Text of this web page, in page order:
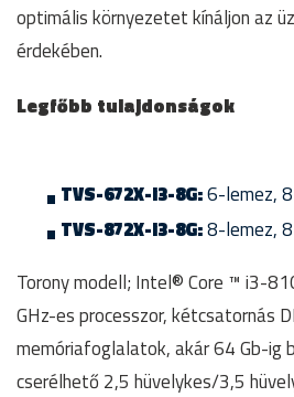
optimális környezetet kínáljon az
érdekében.
Legfőbb tulajdonságok
TVS-672X-i3-8G:6-lemez, 8
TVS-872X-i3-8G:8-lemez, 8
Torony modell; Intel® Core ™ i3-
GHz-es processzor, kétcsatornás
memóriafoglalatok, akár 64 Gb-ig
cserélhető 2,5 hüvelykes/3,5